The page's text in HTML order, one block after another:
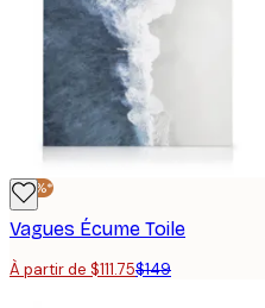
-25%*
Vagues Écume Toile
À partir de $111.75$149